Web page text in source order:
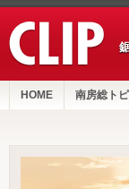
HOME 南房総ト